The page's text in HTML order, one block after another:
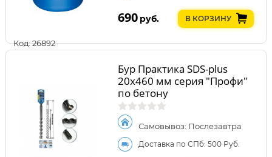
Код: 26892
690 руб. В КОРЗИНУ
Бур Практика SDS-plus
20х460 мм серия "Профи"
по бетону
Самовывоз: Послезавтра
Доставка по СПб: 500 Руб.